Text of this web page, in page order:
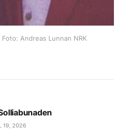
Andreas Lunnan NRK
19, 2026